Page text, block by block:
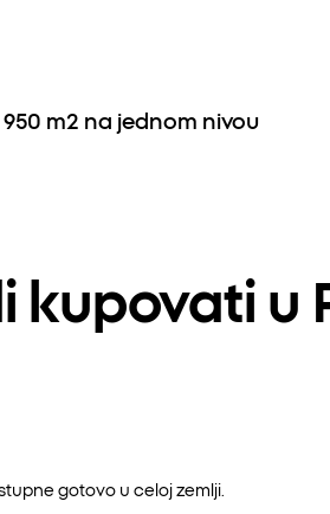
m2 na jednom nivou
kupovati u
gotovo u celoj zemlji.